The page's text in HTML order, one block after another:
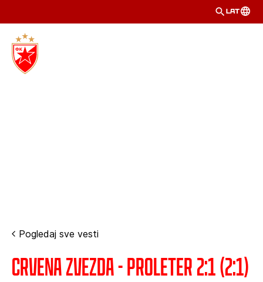
LAT
Pogledaj sve vesti
Crvena zvezda - Proleter 2:1 (2:1)